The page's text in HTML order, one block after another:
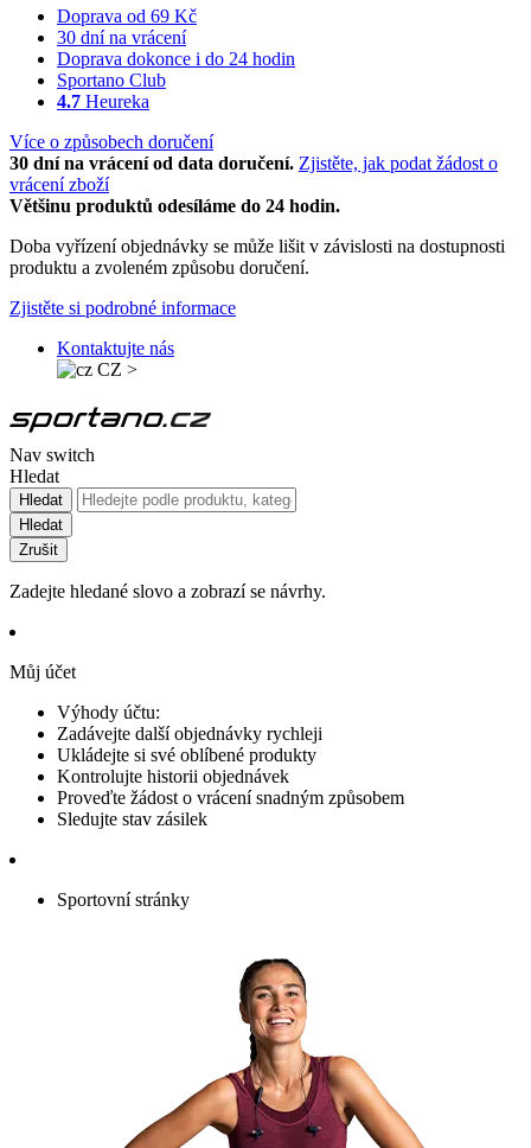
Doprava od 69 Kč
30 dní na vrácení
Doprava dokonce i do 24 hodin
Sportano Club
4.7 Heureka
Více o způsobech doručení
30 dní na vrácení od data doručení. Zjistěte, jak podat žádost o
vrácení zboží
Většinu produktů odesíláme do 24 hodin.
Doba vyřízení objednávky se může lišit v závislosti na dostupnosti
produktu a zvoleném způsobu doručení.
Zjistěte si podrobné informace
Kontaktujte nás
CZ >
Nav switch
Hledat
Hledat
Hledat
Zrušit
Zadejte hledané slovo a zobrazí se návrhy.
Můj účet
Výhody účtu:
Zadávejte další objednávky rychleji
Ukládejte si své oblíbené produkty
Kontrolujte historii objednávek
Proveďte žádost o vrácení snadným způsobem
Sledujte stav zásilek
Sportovní stránky